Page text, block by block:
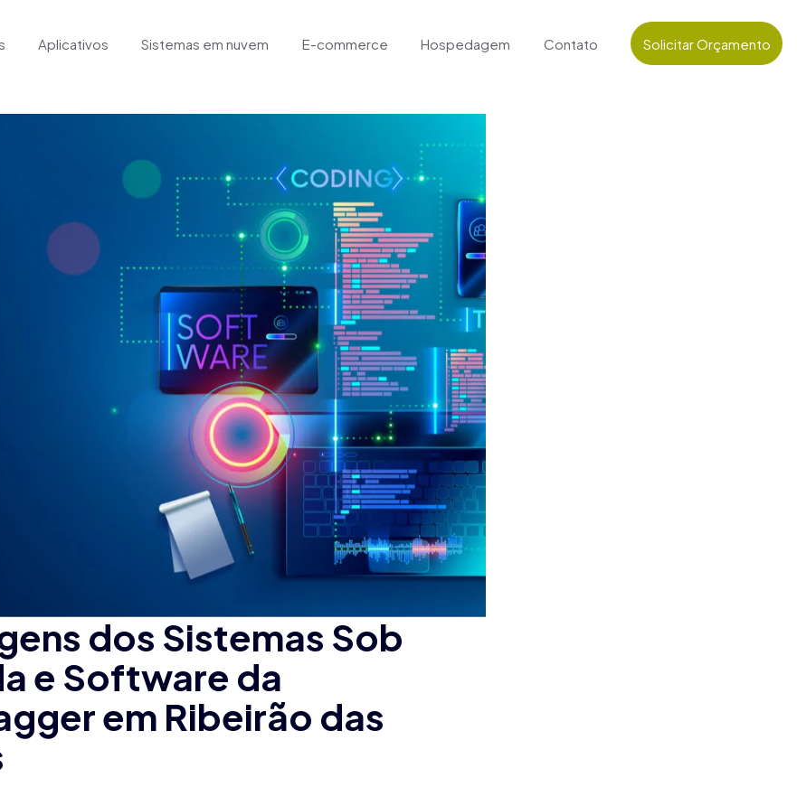
Aplicativos Sistemas em nuvem E-commerce Hospedagem Contato Solicitar Orçamento
dos Sistemas Sob
e Software da
em Ribeirão das